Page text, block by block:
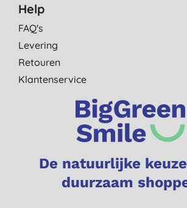
Help
FAQ's
Levering
Retouren
Klantenservice
De natuurlijke
duurzaam